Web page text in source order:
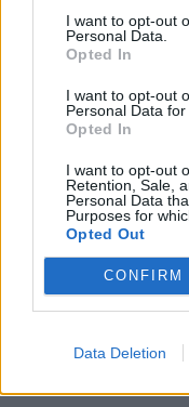
I want to opt-out
Personal Data.
Opted In
I want to opt-out
Personal Data for
Opted In
I want to opt-out
Retention, Sale,
Personal Data
Purposes for
Opted Out
CONFIRM
Data Deletion
Facebook
Tags:ΕΡΡΙΚΟΣ